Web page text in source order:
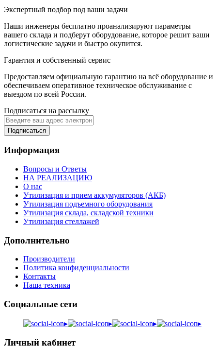
Экспертный подбор под ваши задачи
Наши инженеры бесплатно проанализируют параметры
вашего склада и подберут оборудование, которое решит ваши
логистические задачи и быстро окупится.
Гарантия и собственный сервис
Предоставляем официальную гарантию на всё оборудование и
обеспечиваем оперативное техническое обслуживание с
выездом по всей России.
Подписаться на рассылку
Подписаться
Информация
Вопросы и Ответы
НА РЕАЛИЗАЦИЮ
О нас
Утилизация и прием аккумуляторов (АКБ)
Утилизация подъемного оборудования
Утилизация склада, складской техники
Утилизация стеллажей
Дополнительно
Производители
Политика конфиденциальности
Контакты
Наша техника
Социальные сети
▸ ▸ ▸ ▸
Личный кабинет